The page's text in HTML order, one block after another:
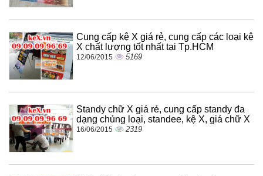
Cung cấp kệ X giá rẻ, cung cấp các loại kệ
X chất lượng tốt nhất tại Tp.HCM
12/06/2015 5169
Standy chữ X giá rẻ, cung cấp standy đa
dạng chủng loại, standee, kệ X, giá chữ X
16/06/2015 2319